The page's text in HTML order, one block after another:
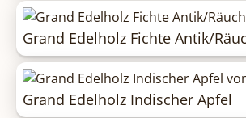
Grand Edelholz Fichte Antik/
Grand Edelholz Indischer Apfel